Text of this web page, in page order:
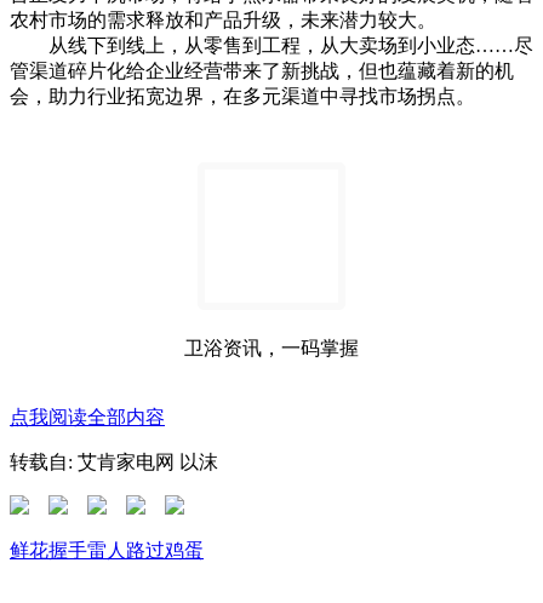
农村市场的需求释放和产品升级，未来潜力较大。
从线下到线上，从零售到工程，从大卖场到小业态……尽
管渠道碎片化给企业经营带来了新挑战，但也蕴藏着新的机
会，助力行业拓宽边界，在多元渠道中寻找市场拐点。
卫浴资讯，一码掌握
点我阅读全部内容
转载自: 艾肯家电网 以沫
鲜花握手雷人 路过鸡蛋